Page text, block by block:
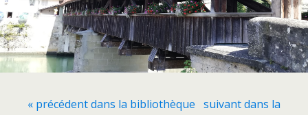
« précédent dans la bibliothèque suivant dans la